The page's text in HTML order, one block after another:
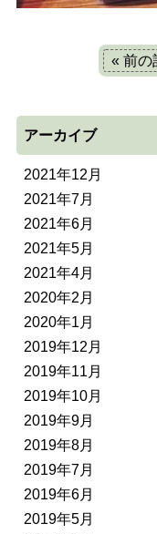
« 前の
アーカイブ
2021年12月
2021年7月
2021年6月
2021年5月
2021年4月
2020年2月
2020年1月
2019年12月
2019年11月
2019年10月
2019年9月
2019年8月
2019年7月
2019年6月
2019年5月